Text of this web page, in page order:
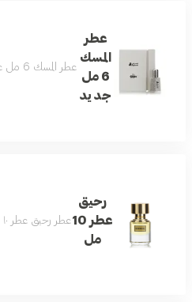
عطر
المسك
6 مل
جديد
عطر المسك 6 مل عطر زهري دافئ بنفحات مسكيّة مقدمته من زنابق الوادي، وقلبه من خشب الكشمير، بينما قاعدته من المسك والعنبر والطحالب
رحيق
عطر 10
مل
عطر رحيق عطر ١٠ مل، يُشيد برائحة العنبر الخشبي، المعروف برائحته الفاخرة، وزجاجته الفريدة